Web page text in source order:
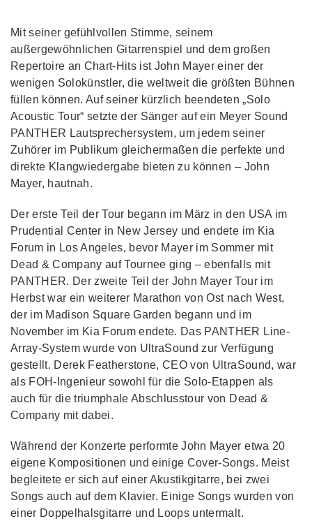
Mit seiner gefühlvollen Stimme, seinem
außergewöhnlichen Gitarrenspiel und dem großen
Repertoire an Chart-Hits ist John Mayer einer der
wenigen Solokünstler, die weltweit die größten Bühnen
füllen können. Auf seiner kürzlich beendeten „Solo
Acoustic Tour“ setzte der Sänger auf ein Meyer Sound
PANTHER Lautsprechersystem, um jedem seiner
Zuhörer im Publikum gleichermaßen die perfekte und
direkte Klangwiedergabe bieten zu können – John
Mayer, hautnah.
Der erste Teil der Tour begann im März in den USA im
Prudential Center in New Jersey und endete im Kia
Forum in Los Angeles, bevor Mayer im Sommer mit
Dead & Company auf Tournee ging – ebenfalls mit
PANTHER. Der zweite Teil der John Mayer Tour im
Herbst war ein weiterer Marathon von Ost nach West,
der im Madison Square Garden begann und im
November im Kia Forum endete. Das PANTHER Line-
Array-System wurde von UltraSound zur Verfügung
gestellt. Derek Featherstone, CEO von UltraSound, war
als FOH-Ingenieur sowohl für die Solo-Etappen als
auch für die triumphale Abschlusstour von Dead &
Company mit dabei.
Während der Konzerte performte John Mayer etwa 20
eigene Kompositionen und einige Cover-Songs. Meist
begleitete er sich auf einer Akustikgitarre, bei zwei
Songs auch auf dem Klavier. Einige Songs wurden von
einer Doppelhalsgitarre und Loops untermalt.